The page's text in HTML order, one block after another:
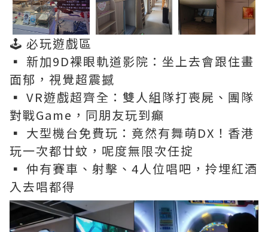
🕹️ 必玩遊戲區
▪️ 新加9D裸眼軌道影院：坐上去會跟住畫
面郁，視覺超震撼
▪️ VR遊戲超齊全：雙人組隊打喪屍、團隊
對戰Game，同朋友玩到癲
▪️ 大型機台免費玩：竟然有舞萌DX！香港
玩一次都廿蚊，呢度無限次任掟
▪️ 仲有賽車、射擊、4人位唱吧，拎埋紅酒
入去唱都得